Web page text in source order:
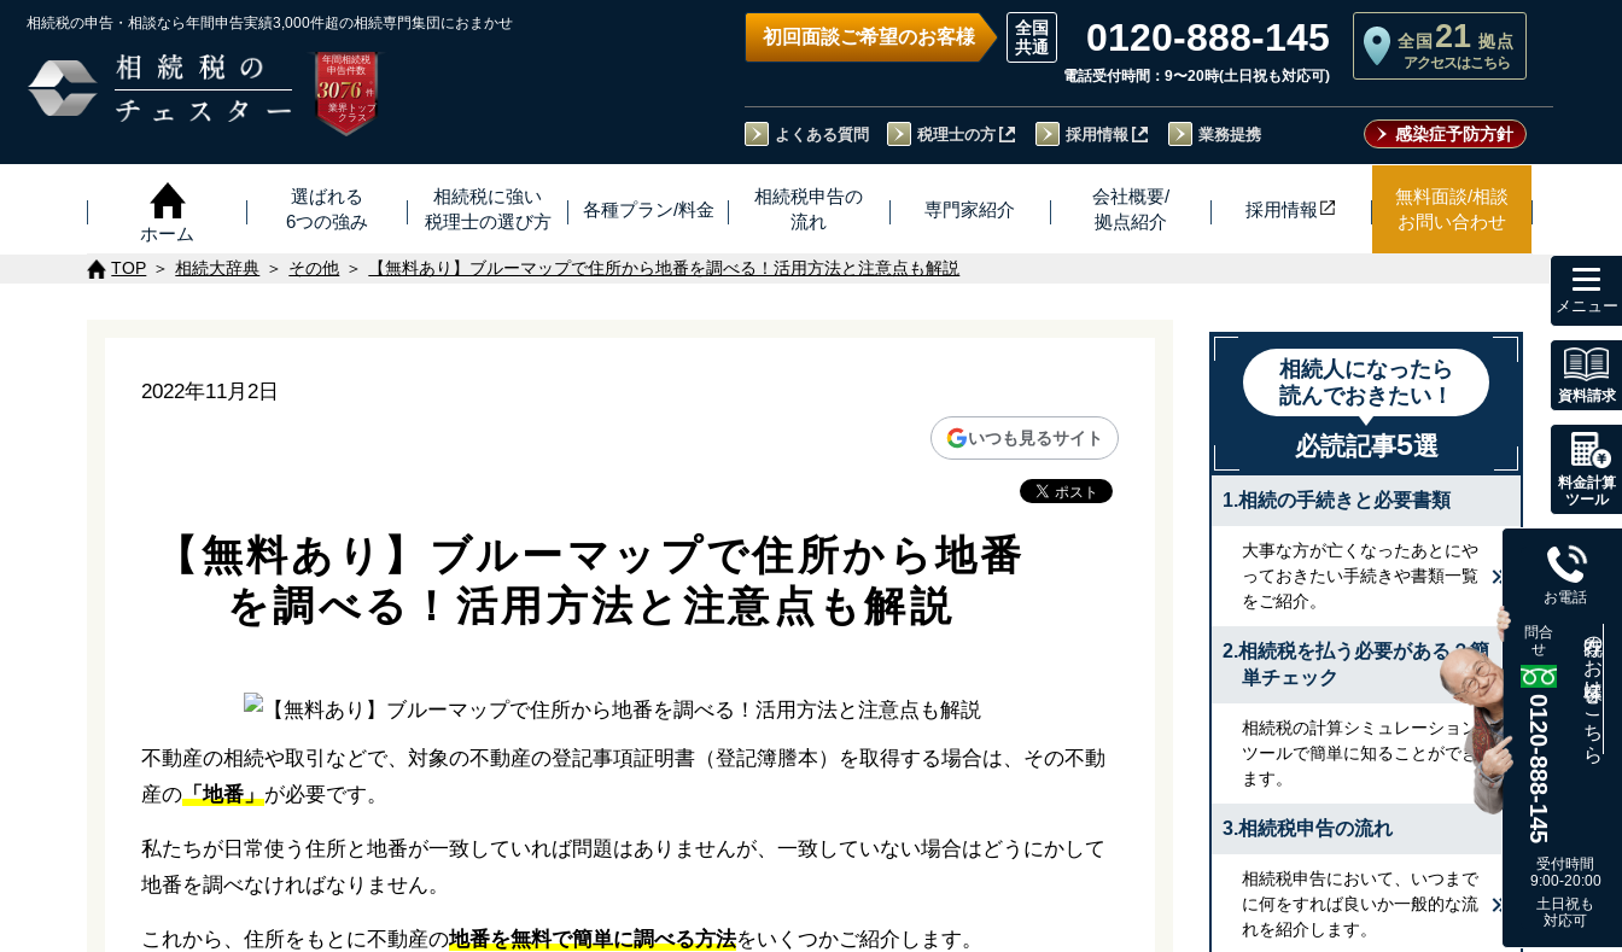
相続税の申告・相談なら年間申告実績3,000件超の相続専門集団におまかせ
年間相続税
申告件数
3076 ※
件
業界トップ
クラス
初回面談ご希望のお客様 0120-888-145
電話受付時間：9〜20時(土日祝も対応可)
全国 21 拠点
アクセスはこちら
よくある質問 税理士の方 採用情報 業務提携 感染症予防方針
ホーム
選ばれる
6つの強み
相続税に強い
税理士の選び方
各種プラン/料金
相続税申告の
流れ
専門家紹介
会社概要/
拠点紹介
採用情報
無料面談/相談
お問い合わせ
TOP 相続大辞典 その他 【無料あり】ブルーマップで住所から地番を調べる！活用方法と注意点も解説
2022年11月2日
いつも見るサイト
【無料あり】ブルーマップで住所から地番
を調べる！活用方法と注意点も解説
不動産の相続や取引などで、対象の不動産の登記事項証明書（登記簿謄本）を取得する場合は、その不動
産の「地番」が必要です。
私たちが日常使う住所と地番が一致していれば問題はありませんが、一致していない場合はどうにかして
地番を調べなければなりません。
これから、住所をもとに不動産の地番を無料で簡単に調べる方法をいくつかご紹介します。
相続人になったら
読んでおきたい！
必読記事5選
1.相続の手続きと必要書類
大事な方が亡くなったあとにや
っておきたい手続きや書類一覧
をご紹介。
2.相続税を払う必要がある？簡
単チェック
相続税の計算シミュレーション
ツールで簡単に知ることができ
ます。
3.相続税申告の流れ
相続税申告において、いつまで
に何をすれば良いか一般的な流
れを紹介します。
資料請求
料金計算
ツール
お電話
問合
せ
0120-888-145
既存のお客様はこちら
受付時間
9:00-20:00
土日祝も
対応可